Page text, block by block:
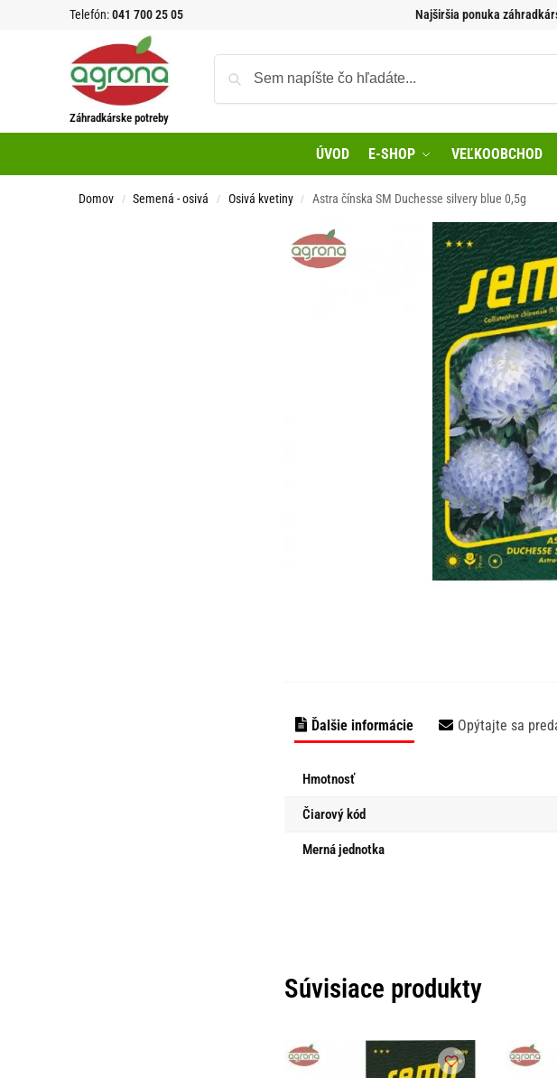
Telefón:041 700 25 05 Najširšia ponuka
Záhradkárske potreby
ÚVOD E-SHOP VEĽKOOBCHOD
Domov / Semená - osivá / Osivá kvetiny / Astra čínska SM Duchesse silvery blue 0,5g
Ďalšie informácie Opýtajte sa
Hmotnosť
Čiarový kód
Merná jednotka
Súvisiace produkty